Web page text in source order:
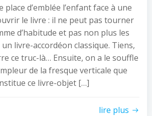
place d’emblée l’enfant face à une
le livre : il ne peut pas tourner
d’habitude et pas non plus les
livre-accordéon classique. Tiens,
ce truc-là… Ensuite, on a le souffle
de la fresque verticale que
ce livre-objet […]
lire plus